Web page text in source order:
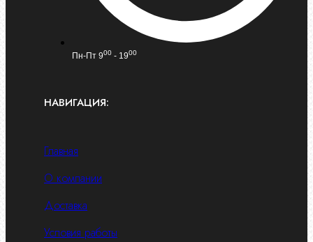
Пн-Пт 900 - 1900
НАВИГАЦИЯ:
Главная
О компании
Доставка
Условия работы